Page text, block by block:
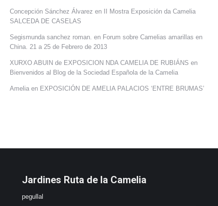
Concepción Sánchez Álvarez en
II Mostra Exposición da Camelia
SALCEDA DE CASELAS
Segismunda sanchez roman. en Forum sobre Camelias amarillas en
China. 21 a 25 de Febrero de 2013
XURXO ABUIN de EXPOSICION NDA CAMELIA DE RUBIÁNS en
Bienvenidos al Blog de la Sociedad Española de la Camelia
Amelia en EXPOSICIÓN DE AMELIA PALACIOS ‘ENTRE BRUMAS’
Jardines Ruta de la Camelia
pegullal